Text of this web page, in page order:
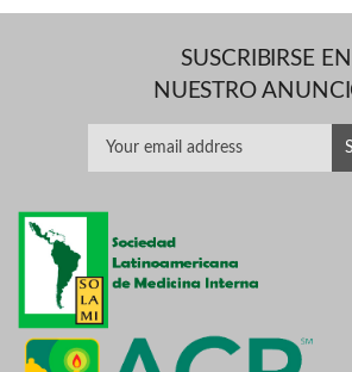
SUSCRIBIRSE EN
NUESTRO